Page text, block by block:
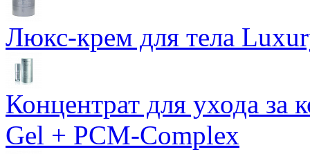
Люкс-крем для тела
Концентрат для ухода за
Gel + PCM-Complex